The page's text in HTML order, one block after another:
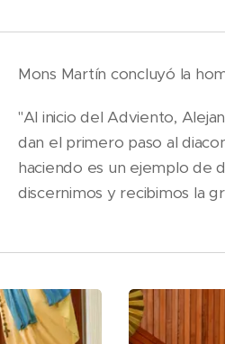
Mons Martín concluyó la
"Al inicio del Adviento,
dan el primero paso al
haciendo es un ejemplo de
discernimos y recibimos la